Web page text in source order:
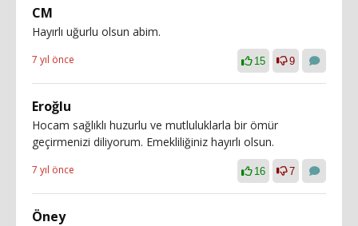
CM
Hayırlı uğurlu olsun abim.
7 yıl önce 15 9
Eroğlu
Hocam sağlıklı huzurlu ve mutluluklarla bir ömür
geçirmenizi diliyorum. Emekliliğiniz hayırlı olsun.
7 yıl önce 16 7
Öney